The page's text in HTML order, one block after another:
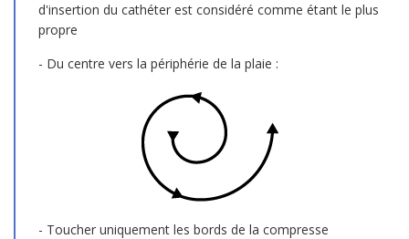
d'insertion du cathéter est considéré comme étant le plus
propre
Du centre vers la périphérie de la plaie :
Toucher uniquement les bords de la compresse